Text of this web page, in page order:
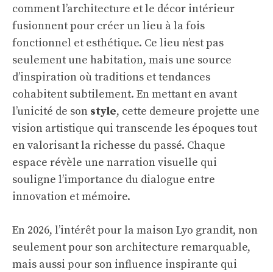
comment l’architecture et le décor intérieur
fusionnent pour créer un lieu à la fois
fonctionnel et esthétique. Ce lieu n’est pas
seulement une habitation, mais une source
d’inspiration où traditions et tendances
cohabitent subtilement. En mettant en avant
l’unicité de son style, cette demeure projette une
vision artistique qui transcende les époques tout
en valorisant la richesse du passé. Chaque
espace révèle une narration visuelle qui
souligne l’importance du dialogue entre
innovation et mémoire.
En 2026, l’intérêt pour la maison Lyo grandit, non
seulement pour son architecture remarquable,
mais aussi pour son influence inspirante qui